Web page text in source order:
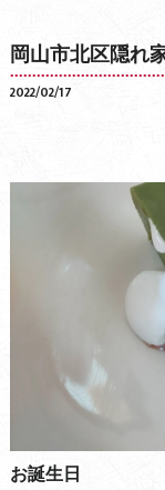
岡山市北区隠れ
2022/02/17
お誕生日